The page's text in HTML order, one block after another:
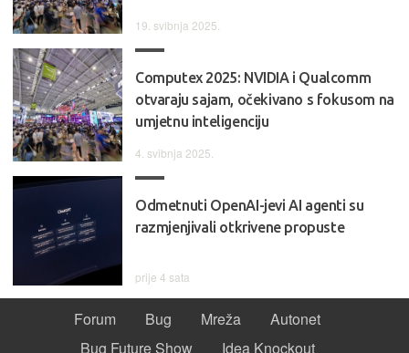
19. svibnja 2025.
Computex 2025: NVIDIA i Qualcomm
otvaraju sajam, očekivano s fokusom na
umjetnu inteligenciju
4. svibnja 2025.
Odmetnuti OpenAI-jevi AI agenti su
razmjenjivali otkrivene propuste
prije 4 sata
Forum Bug Mreža
Autonet
Bug Future Show
Idea Knockout